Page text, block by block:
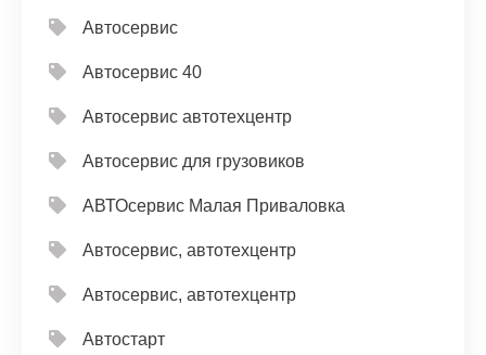
Автосервис
Автосервис 40
Автосервис автотехцентр
Автосервис для грузовиков
АВТОсервис Малая Приваловка
Автосервис, автотехцентр
Автосервис, автотехцентр
Автостарт